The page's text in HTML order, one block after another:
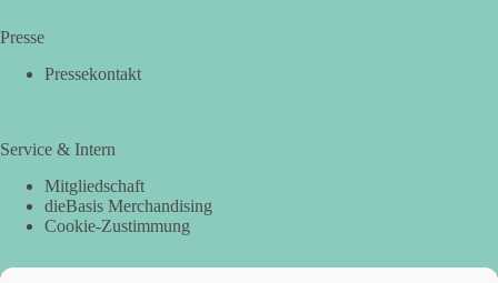
Presse
Pressekontakt
Service & Intern
Mitgliedschaft
dieBasis Merchandising
Cookie-Zustimmung